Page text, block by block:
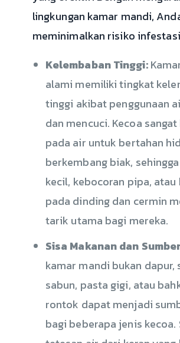
lingkungan kamar mandi,
meminimalkan risiko
Kelembaban Tinggi:
alami memiliki tingkat
tinggi akibat penggunaan
dan mencuci. Kecoa
pada air untuk bertahan
berkembang biak,
kecil, kebocoran pipa,
pada dinding dan cermin
tarik utama bagi mereka.
Sisa Makanan dan
kamar mandi bukan dapur,
sabun, pasta gigi, atau
rontok dapat menjadi
bagi beberapa jenis kecoa.